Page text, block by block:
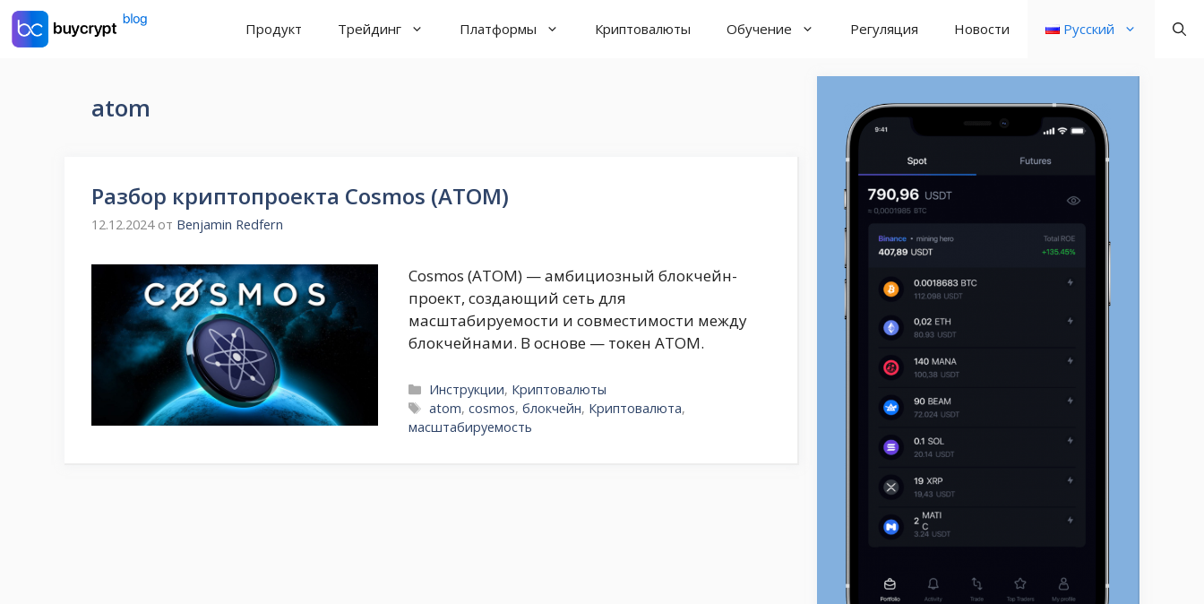
Перейти
Продукт Трейдинг Платформы Криптовалюты Обучение Регуляция Новости Русский
atom
Разбор криптопроекта Cosmos (ATOM)
12.12.2024 от Benjamin Redfern
Cosmos (ATOM) — амбициозный блокчейн-
проект, создающий сеть для
масштабируемости и совместимости между
блокчейнами. В основе — токен ATOM.
Рубрики
Инструкции, Криптовалюты
Метки
atom,cosmos,блокчейн, Криптовалюта,
масштабируемость